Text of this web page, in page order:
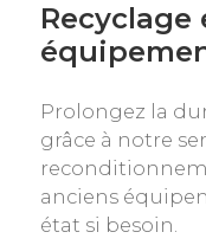
Prolongez la
grâce à notre
anciens
état si besoin.